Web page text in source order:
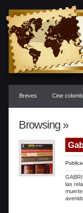
Breves Cine
Browsing »
las